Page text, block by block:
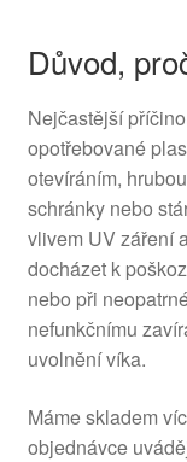
Důvod,
Nejčastější
opotřebované
otevíráním,
schránky nebo
vlivem UV záření
docházet k
nebo při
nefunkčnímu
uvolnění víka.
Máme skladem
objednávce